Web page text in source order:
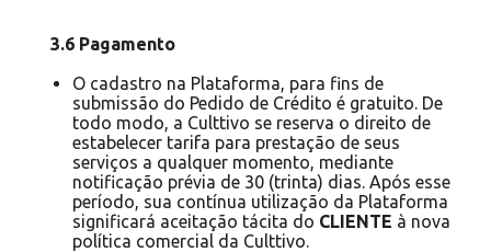
3.6 Pagamento
O cadastro na Plataforma, para fins de
submissão do Pedido de Crédito é gratuito. De
todo modo, a Culttivo se reserva o direito de
estabelecer tarifa para prestação de seus
serviços a qualquer momento, mediante
notificação prévia de 30 (trinta) dias. Após esse
período, sua contínua utilização da Plataforma
significará aceitação tácita do CLIENTE à nova
política comercial da Culttivo.